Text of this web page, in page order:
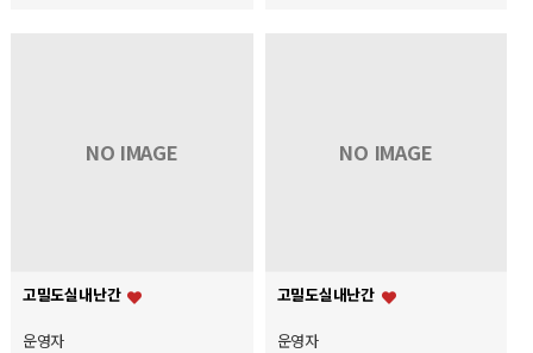
NO IMAGE
고밀도실내난간
운영자
NO IMAGE
고밀도실내난간
운영자